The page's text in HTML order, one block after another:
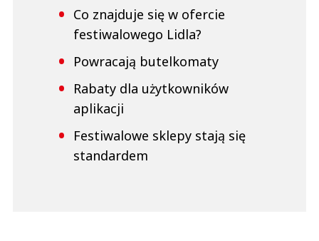
Co znajduje się w ofercie
festiwalowego Lidla?
Powracają butelkomaty
Rabaty dla użytkowników
aplikacji
Festiwalowe sklepy stają się
standardem